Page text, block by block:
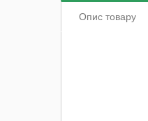
Опис товару